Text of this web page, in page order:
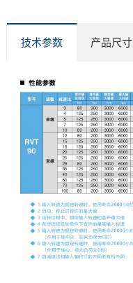
技术参数 产品尺寸